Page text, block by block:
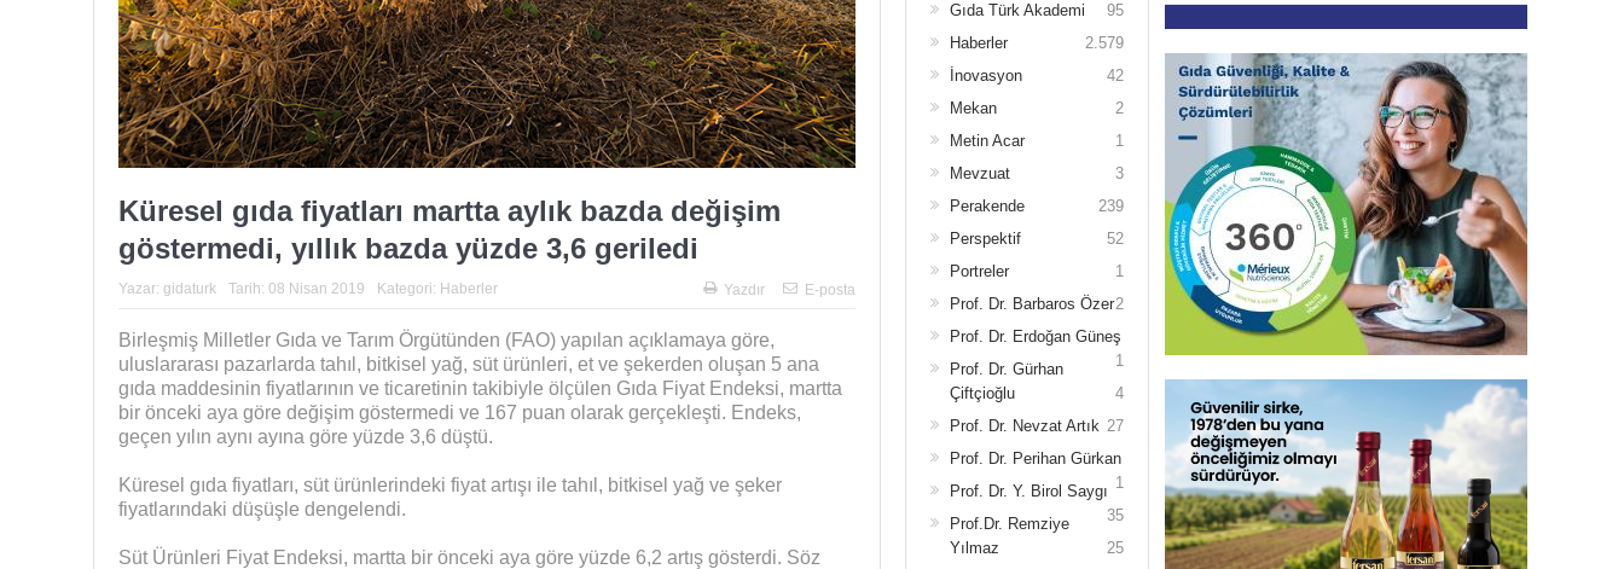
Küresel gıda fiyatları martta aylık bazda değişim
göstermedi, yıllık bazda yüzde 3,6 geriledi
Yazar: gidaturk Tarih: 08 Nisan 2019 Kategori: Haberler Yazdır E-posta
Birleşmiş Milletler Gıda ve Tarım Örgütünden (FAO) yapılan açıklamaya göre,
uluslararası pazarlarda tahıl, bitkisel yağ, süt ürünleri, et ve şekerden oluşan 5 ana
gıda maddesinin fiyatlarının ve ticaretinin takibiyle ölçülen Gıda Fiyat Endeksi, martta
bir önceki aya göre değişim göstermedi ve 167 puan olarak gerçekleşti. Endeks,
geçen yılın aynı ayına göre yüzde 3,6 düştü.
Küresel gıda fiyatları, süt ürünlerindeki fiyat artışı ile tahıl, bitkisel yağ ve şeker
fiyatlarındaki düşüşle dengelendi.
Süt Ürünleri Fiyat Endeksi, martta bir önceki aya göre yüzde 6,2 artış gösterdi. Söz
Gıda Türk Akademi
95
Haberler
2.579
İnovasyon
42
Mekan
2
Metin Acar
1
Mevzuat
3
Perakende
239
Perspektif
52
Portreler
1
Prof. Dr. Barbaros Özer2
Prof. Dr. Erdoğan Güneş
1
Prof. Dr. Gürhan
Çiftçioğlu
4
Prof. Dr. Nevzat Artık 27
Prof. Dr. Perihan Gürkan
1
Prof. Dr. Y. Birol Saygı
35
Prof.Dr. Remziye
Yılmaz
25